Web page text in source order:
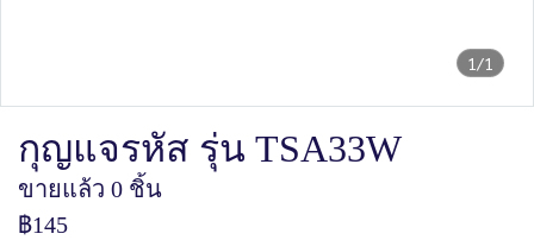
1/1
กุญแจรหัส รุ่น TSA33W
ขายแล้ว 0 ชิ้น
฿145